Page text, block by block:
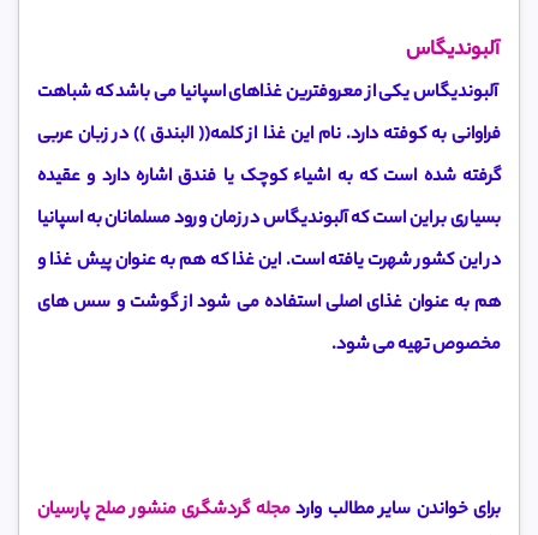
آلبوندیگاس
آلبوندیگاس یکی از معروفترین غذاهای اسپانیا می باشد که شباهت
فراوانی به کوفته دارد. نام این غذا از کلمه(( البندق )) در زبان عربی
گرفته شده است که به اشیاء کوچک یا فندق اشاره دارد و عقیده
بسیاری بر این است که آلبوندیگاس در زمان ورود مسلمانان به اسپانیا
در این کشور شهرت یافته است. این غذا که هم به عنوان پیش غذا و
هم به عنوان غذای اصلی استفاده می شود از گوشت و سس های
مخصوص تهیه می شود.
برای خواندن سایر مطالب واردمجله گردشگری منشور صلح پارسیان